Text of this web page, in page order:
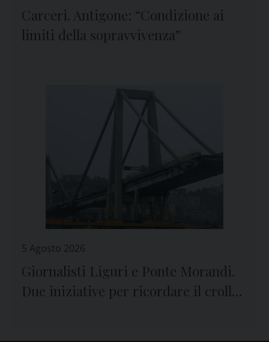
Carceri. Antigone: “Condizione ai
limiti della sopravvivenza”
5 Agosto 2026
Giornalisti Liguri e Ponte Morandi.
Due iniziative per ricordare il crollo